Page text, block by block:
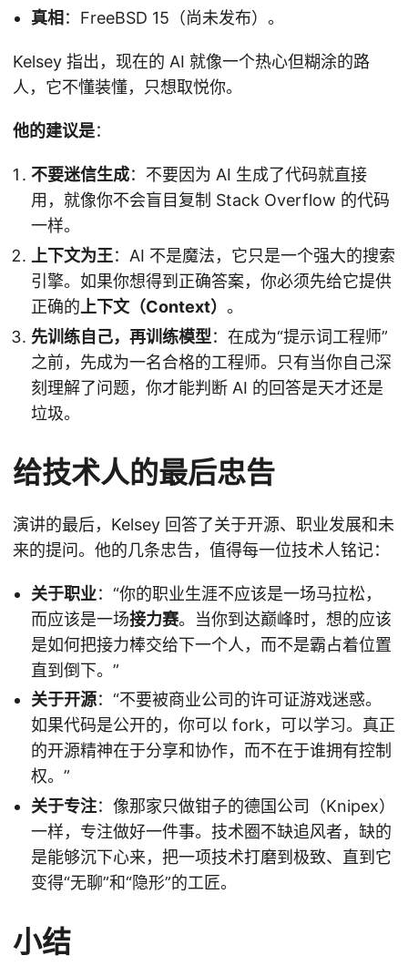
真相 ：FreeBSD 15（尚未发布）。
Kelsey 指出，现在的 AI 就像一个热心但糊涂的路
人，它不懂装懂，只想取悦你。
他的建议是：
不要迷信生成：不要因为 AI 生成了代码就直接
用，就像你不会盲目复制 Stack Overflow 的代码
一样。
上下文为王：AI 不是魔法，它只是一个强大的搜索
引擎。如果你想得到正确答案，你必须先给它提供
正确的 上下文（Context） 。
先训练自己，再训练模型：在成为“提示词工程师”
之前，先成为一名合格的工程师。只有当你自己深
刻理解了问题，你才能判断 AI 的回答是天才还是
垃圾。
给技术人的最后忠告
演讲的最后，Kelsey 回答了关于开源、职业发展和未
来的提问。他的几条忠告，值得每一位技术人铭记：
关于职业：“你的职业生涯不应该是一场马拉松，
而应该是一场接力赛。当你到达巅峰时，想的应该
是如何把接力棒交给下一个人，而不是霸占着位置
直到倒下。”
关于开源：“不要被商业公司的许可证游戏迷惑。
如果代码是公开的，你可以 fork，可以学习。真正
的开源精神在于分享和协作，而不在于谁拥有控制
权。”
关于专注：像那家只做钳子的德国公司（Knipex）
一样，专注做好一件事。技术圈不缺追风者，缺的
是能够沉下心来，把一项技术打磨到极致、直到它
变得“无聊”和“隐形”的工匠。
小结